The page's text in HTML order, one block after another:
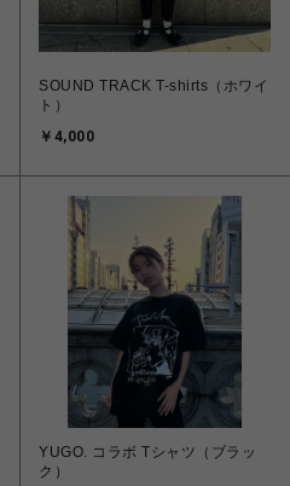
SOUND TRACK T-shirts（ホワイ
ト）
￥4,000
YUGO. コラボ Tシャツ（ブラッ
ク）